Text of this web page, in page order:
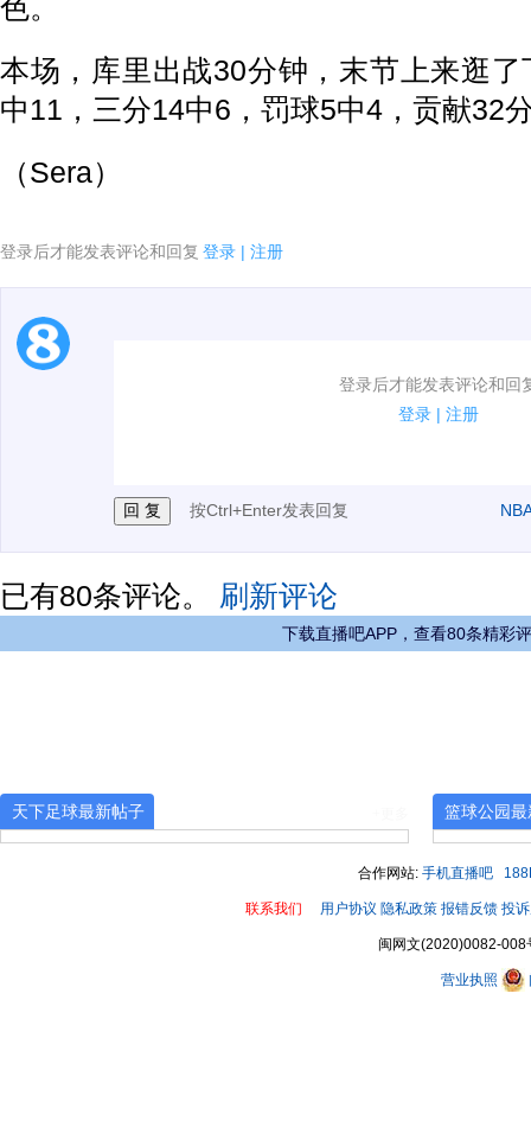
本场，库里出战30分钟，末节上来逛
中11，三分14中6，罚球5中4，贡献32
（Sera）
登录后才能发表评论和回复 登录 | 注册
登录后才能发表评论和回
登录 | 注册
1.电脑端新用户可以发表评论了！
按Ctrl+Enter发表回复
已有80条评论。 刷新评论
下载直播吧APP，查看80条精彩
天下足球最新帖子 篮球公园
合作网站: 手机直播吧
联系我们 用户协议 隐私政策 报错反馈 投
闽网文(2020)0082-
营业执照